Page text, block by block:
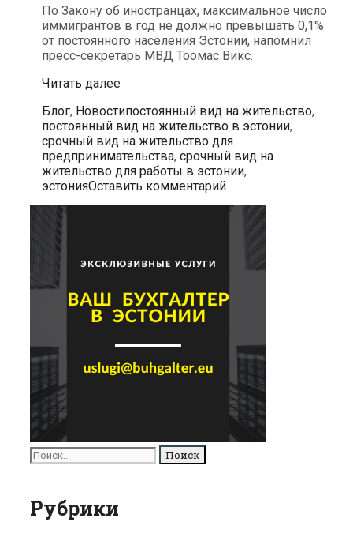
По Закону об иностранцах, максимальное число
иммигрантов в год не должно превышать 0,1%
от постоянного населения Эстонии, напомнил
пресс-секретарь МВД Тоомас Викс.
Читать далееВ
году
Эстония
может
принять
до
992
иммигрантов
Рубрики
Блог, НовостиМетки
постоянный вид на жительство,
постоянный вид на жительство в эстонии,
срочный вид на жительство для
предпринимательства, срочный вид на
жительство для работы в эстонии,
эстонияОставить комментарий
Поиск
для:
Рубрики